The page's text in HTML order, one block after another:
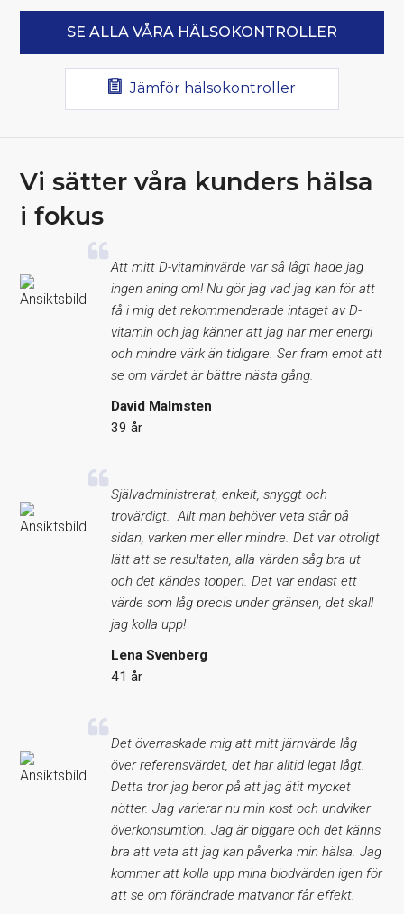
SE ALLA VÅRA HÄLSOKONTROLLER
Jämför hälsokontroller
Vi sätter våra kunders hälsa
i fokus
Att mitt D-vitaminvärde var så lågt hade jag
ingen aning om! Nu gör jag vad jag kan för att
få i mig det rekommenderade intaget av D-
vitamin och jag känner att jag har mer energi
och mindre värk än tidigare. Ser fram emot att
se om värdet är bättre nästa gång.
David Malmsten
39 år
Självadministrerat, enkelt, snyggt och
trovärdigt. Allt man behöver veta står på
sidan, varken mer eller mindre. Det var otroligt
lätt att se resultaten, alla värden såg bra ut
och det kändes toppen. Det var endast ett
värde som låg precis under gränsen, det skall
jag kolla upp!
Lena Svenberg
41 år
Det överraskade mig att mitt järnvärde låg
över referensvärdet, det har alltid legat lågt.
Detta tror jag beror på att jag ätit mycket
nötter. Jag varierar nu min kost och undviker
överkonsumtion. Jag är piggare och det känns
bra att veta att jag kan påverka min hälsa. Jag
kommer att kolla upp mina blodvärden igen för
att se om förändrade matvanor får effekt.